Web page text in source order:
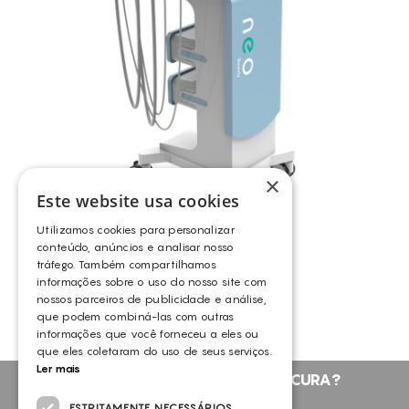
CONSUMÍVEIS
ASSISTÊNCIA TÉCNICA
CONTACTOS
HYDRANEO
I-MOTION
INDIBA
JANUS PRO
LUMENIS
MASCULPT
PRO A
SCULPTBODY
TODOS OS TRATAMENTOS
HYDRANEO
HYDRANEO
NÃO ENCONTROU O QUE PROCURA?
FALE CONNOSCO
×
Este website usa cookies
Utilizamos cookies para personalizar
conteúdo, anúncios e analisar nosso
tráfego. Também compartilhamos
informações sobre o uso do nosso site com
nossos parceiros de publicidade e análise,
que podem combiná-las com outras
informações que você forneceu a eles ou
que eles coletaram do uso de seus serviços.
Ler mais